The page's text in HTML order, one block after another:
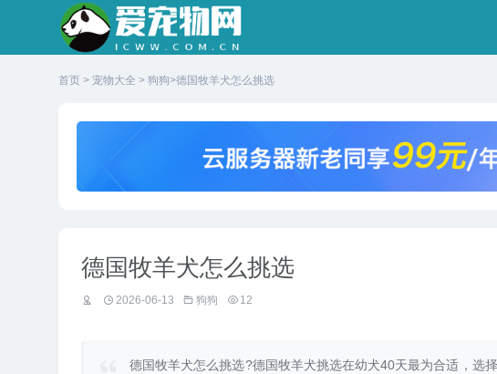
首页 > 宠物大全 > 狗狗>德国牧羊犬怎么挑选
德国牧羊犬怎么挑选
2026-06-13 狗狗 12
德国牧羊犬怎么挑选?德国牧羊犬挑选在幼犬40天最为合适，选